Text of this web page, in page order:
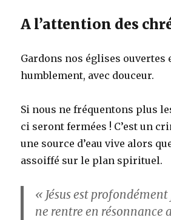
A l’attention des
Gardons nos églises ouvertes
humblement, avec douceur.
Si nous ne fréquentons plus
ci seront fermées ! C’est un
une source d’eau vive alors
assoiffé sur le plan spirituel.
« Jésus est
ne rentre en résonnance